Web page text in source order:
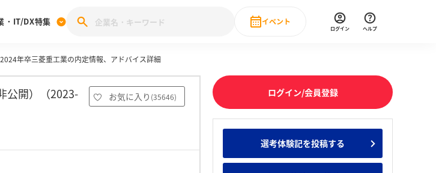
体験記投稿キャンペーン
業就職ブランド調査
みんなの新卒就職人気企業ランキング みんなのインターン人気企業ランキ
・IT/DX特集
28卒 IT・DX現場社員インタビュー
イベント
直近のイベント一覧
ログイン ヘルプ
2024年卒三菱重工業の内定情報、アドバイス詳細
公開）（2023-
お気に入り (35646) ログイン/会員登録
選考体験記を投稿する